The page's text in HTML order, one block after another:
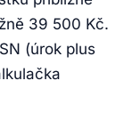
39 500 Kč.
(úrok plus